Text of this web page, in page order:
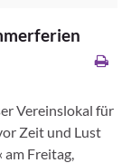
Vereinslokal für
Zeit und Lust
am Freitag,